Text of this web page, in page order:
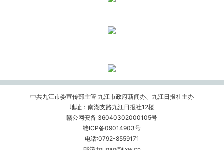
中共九江市委宣传部主管 九江市政府新闻办、九江日报社主办
地址：南湖支路九江日报社12楼
赣公网安备 36040302000105号
赣ICP备09014903号
电话:0792-8559171